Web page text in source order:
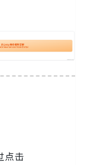
点击